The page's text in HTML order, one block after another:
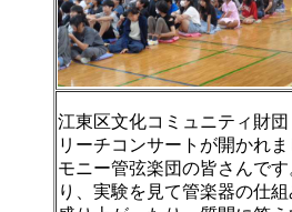
江東区文化コミュニティ財
リーチコンサートが開かれ
モニー管弦楽団の皆さんで
り、実験を見て管楽器の仕